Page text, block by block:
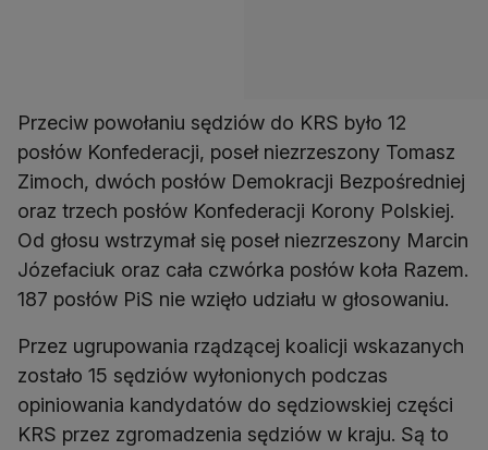
Przeciw powołaniu sędziów do KRS było 12
posłów Konfederacji, poseł niezrzeszony Tomasz
Zimoch, dwóch posłów Demokracji Bezpośredniej
oraz trzech posłów Konfederacji Korony Polskiej.
Od głosu wstrzymał się poseł niezrzeszony Marcin
Józefaciuk oraz cała czwórka posłów koła Razem.
187 posłów PiS nie wzięło udziału w głosowaniu.
Przez ugrupowania rządzącej koalicji wskazanych
zostało 15 sędziów wyłonionych podczas
opiniowania kandydatów do sędziowskiej części
KRS przez zgromadzenia sędziów w kraju. Są to